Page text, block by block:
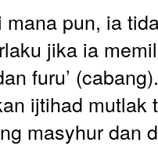
pun, ia
jika ia
furu’
ijtihad mutlak
masyhur dan